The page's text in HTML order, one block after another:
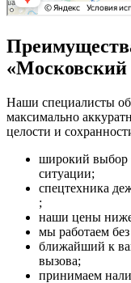
«Московский
Наши специалисты
максимально
целости и
широкий выбор
ситуации;
спецтехника
;
наши цены
мы работаем
ближайший к
вызова;
принимаем